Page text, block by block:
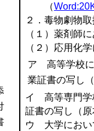
（
２．毒物劇物
（１）薬剤師
（２）応用化
ア 高等学校に
業証書の写し
イ 高等専門学
証書の写し（原
ウ 大学におい